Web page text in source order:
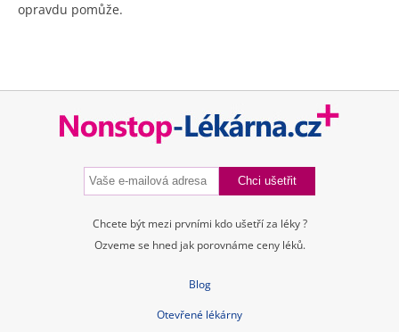
opravdu pomůže.
Chcete být mezi prvními kdo ušetří za léky ?
Ozveme se hned jak porovnáme ceny léků.
Blog
Otevřené lékárny